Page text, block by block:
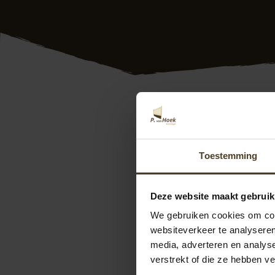
Toestemming
Deze website maakt
We gebruiken cookies om
websiteverkeer te
media, adverteren en
verstrekt of die ze hebben
Douglas
motto.
Wilt u weten wat
langs in onze
ons contact op.
kunt u direct een